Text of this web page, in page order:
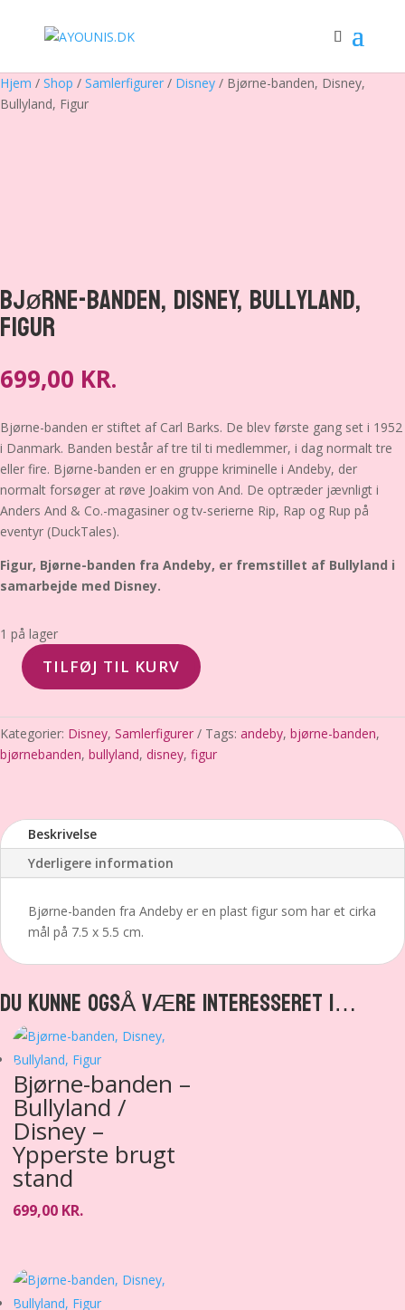
Hjem / Shop / Samlerfigurer / Disney / Bjørne-banden, Disney,
Bullyland, Figur
Bjørne-banden, Disney, Bullyland,
Figur
699,00 KR.
Bjørne-banden er stiftet af Carl Barks. De blev første gang set i 1952
i Danmark. Banden består af tre til ti medlemmer, i dag normalt tre
eller fire. Bjørne-banden er en gruppe kriminelle i Andeby, der
normalt forsøger at røve Joakim von And. De optræder jævnligt i
Anders And & Co.-magasiner og tv-serierne Rip, Rap og Rup på
eventyr (DuckTales).
Figur, Bjørne-banden fra Andeby, er fremstillet af Bullyland i
samarbejde med Disney.
1 på lager
Bjørne-
Disney,
Bullyland,
Figur
TILFØJ TIL KURV
Kategorier: Disney, Samlerfigurer Tags: andeby, bjørne-banden,
bjørnebanden, bullyland, disney, figur
Beskrivelse
Yderligere information
Bjørne-banden fra Andeby er en plast figur som har et cirka
mål på 7.5 x 5.5 cm.
DU KUNNE OGSÅ VÆRE INTERESSERET I…
Bjørne-banden –
Bullyland /
Disney –
Ypperste brugt
stand
699,00 KR.